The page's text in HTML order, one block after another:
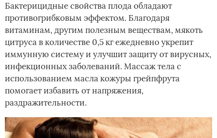
Бактерицидные свойства плода обладают
противогрибковым эффектом. Благодаря
витаминам, другим полезным веществам, мякоть
цитруса в количестве 0,5 кг ежедневно укрепит
иммунную систему и улучшит защиту от вирусных,
инфекционных заболеваний. Массаж тела с
использованием масла кожуры грейпфрута
помогает избавить от напряжения,
раздражительности.